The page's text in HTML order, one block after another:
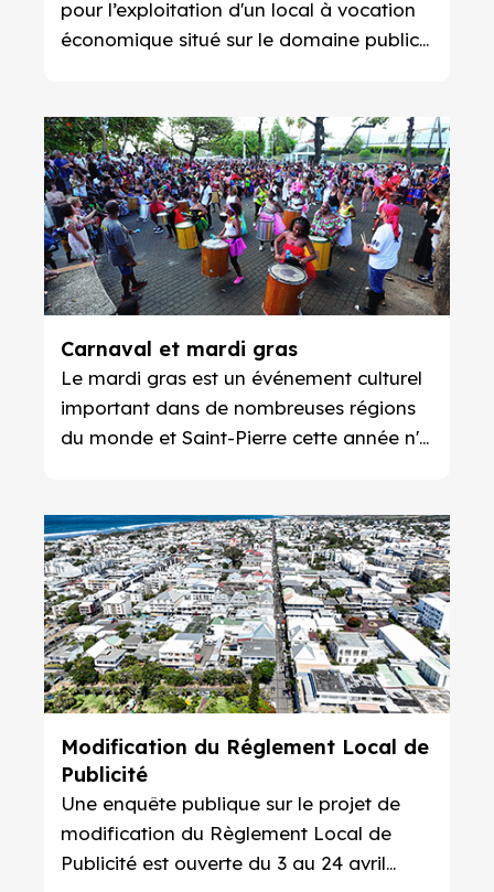
pour l’exploitation d'un local à vocation
économique situé sur le domaine public
Carnaval et mardi gras
Le mardi gras est un événement culturel
important dans de nombreuses régions
du monde et Saint-Pierre cette année n'a
Modification du Réglement Local de
Publicité
Une enquête publique sur le projet de
modification du Règlement Local de
Publicité est ouverte du 3 au 24 avril